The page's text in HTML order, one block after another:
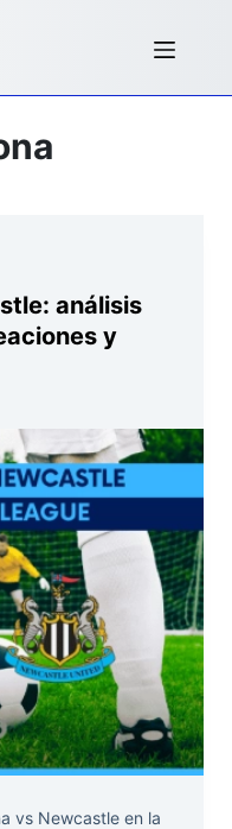
análisis
y
vs Newcastle en la